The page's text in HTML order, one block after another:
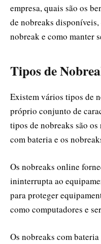
empresa, quais são os
de nobreaks
nobreak e como manter
Tipos de
Existem vários tipos de
próprio conjunto de
tipos de nobreaks são
com bateria e os
Os nobreaks online
ininterrupta ao
para proteger
como computadores e
Os nobreaks com